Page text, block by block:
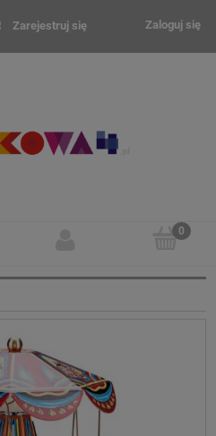
Zarejestruj się Zaloguj się